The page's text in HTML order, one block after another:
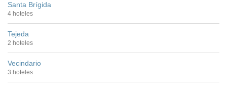
Santa Brígida
4 hoteles
Tejeda
2 hoteles
Vecindario
3 hoteles